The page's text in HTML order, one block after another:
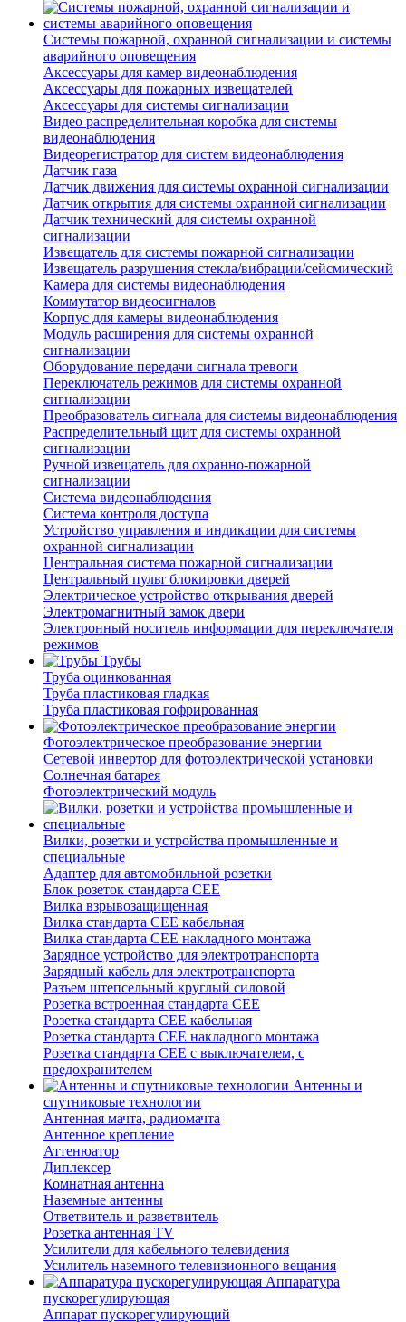
Системы пожарной, охранной сигнализации и системы
аварийного оповещения
Аксессуары для камер видеонаблюдения
Аксессуары для пожарных извещателей
Аксессуары для системы сигнализации
Видео распределительная коробка для системы
видеонаблюдения
Видеорегистратор для систем видеонаблюдения
Датчик газа
Датчик движения для системы охранной сигнализации
Датчик открытия для системы охранной сигнализации
Датчик технический для системы охранной
сигнализации
Извещатель для системы пожарной сигнализации
Извещатель разрушения стекла/вибрации/сейсмический
Камера для системы видеонаблюдения
Коммутатор видеосигналов
Корпус для камеры видеонаблюдения
Модуль расширения для системы охранной
сигнализации
Оборудование передачи сигнала тревоги
Переключатель режимов для системы охранной
сигнализации
Преобразователь сигнала для системы видеонаблюдения
Распределительный щит для системы охранной
сигнализации
Ручной извещатель для охранно-пожарной
сигнализации
Система видеонаблюдения
Система контроля доступа
Устройство управления и индикации для системы
охранной сигнализации
Центральная система пожарной сигнализации
Центральный пульт блокировки дверей
Электрическое устройство открывания дверей
Электромагнитный замок двери
Электронный носитель информации для переключателя
режимов
Трубы
Труба оцинкованная
Труба пластиковая гладкая
Труба пластиковая гофрированная
Фотоэлектрическое преобразование энергии
Сетевой инвертор для фотоэлектрической установки
Солнечная батарея
Фотоэлектрический модуль
Вилки, розетки и устройства промышленные и
специальные
Адаптер для автомобильной розетки
Блок розеток стандарта CEE
Вилка взрывозащищенная
Вилка стандарта CEE кабельная
Вилка стандарта CEE накладного монтажа
Зарядное устройство для электротранспорта
Зарядный кабель для электротранспорта
Разъем штепсельный круглый силовой
Розетка встроенная стандарта CEE
Розетка стандарта СЕЕ кабельная
Розетка стандарта СЕЕ накладного монтажа
Розетка стандарта СЕЕ с выключателем, с
предохранителем
Антенны и
спутниковые технологии
Антенная мачта, радиомачта
Антенное крепление
Аттенюатор
Диплексер
Комнатная антенна
Наземные антенны
Ответвитель и разветвитель
Розетка антенная TV
Усилители для кабельного телевидения
Усилитель наземного телевизионного вещания
Аппаратура
пускорегулирующая
Аппарат пускорегулирующий